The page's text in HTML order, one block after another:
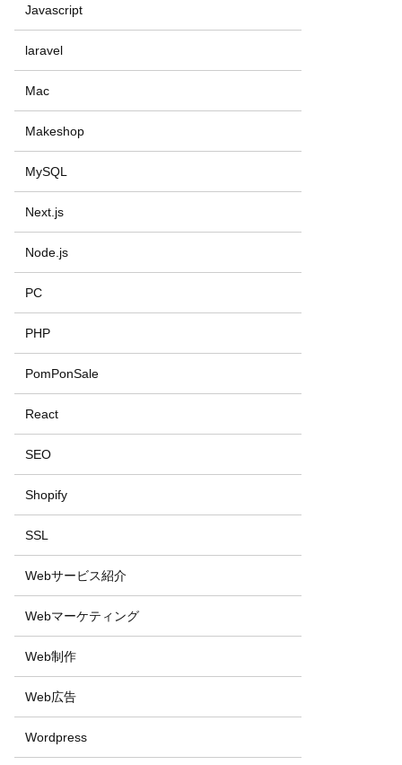
Javascript
laravel
Mac
Makeshop
MySQL
Next.js
Node.js
PC
PHP
PomPonSale
React
SEO
Shopify
SSL
Webサービス紹介
Webマーケティング
Web制作
Web広告
Wordpress